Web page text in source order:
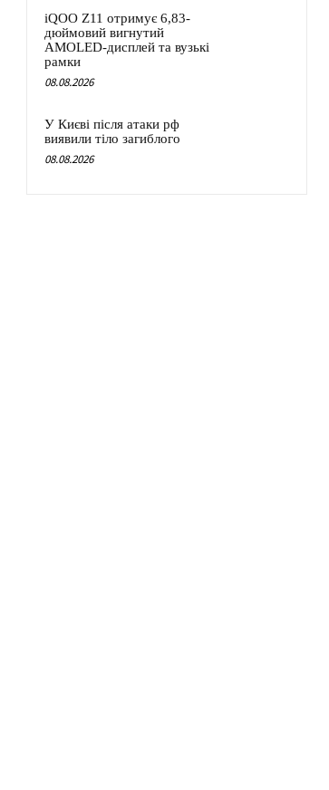
iQOO Z11 отримує 6,83-
дюймовий вигнутий
AMOLED-дисплей та вузькі
рамки
08.08.2026
У Києві після атаки рф
виявили тіло загиблого
08.08.2026